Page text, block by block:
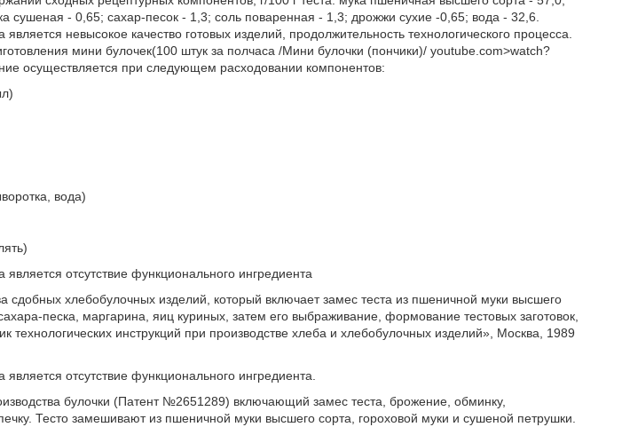
сушеная - 0,65; сахар-песок - 1,3; соль поваренная - 1,3; дрожжи сухие -0,65; вода - 32,6.
невысокое качество готовых изделий, продолжительность технологического процесса.
мини булочек(100 штук за полчаса /Мини булочки (пончики)/ youtube.com>watch?
осуществляется при следующем расходовании компонентов:
вода)
является отсутствие функционального ингредиента
сдобных хлебобулочных изделий, который включает замес теста из пшеничной муки высшего
песка, маргарина, яиц куриных, затем его выбраживание, формование тестовых заготовок,
технологических инструкций при производстве хлеба и хлебобулочных изделий», Москва, 1989
отсутствие функционального ингредиента.
булочки (Патент №2651289) включающий замес теста, брожение, обминку,
Тесто замешивают из пшеничной муки высшего сорта, гороховой муки и сушеной петрушки.